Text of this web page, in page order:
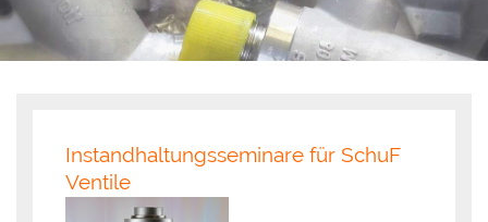
Instandhaltungsseminare für SchuF
Ventile